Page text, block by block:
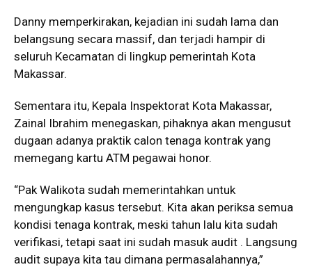
Danny memperkirakan, kejadian ini sudah lama dan
belangsung secara massif, dan terjadi hampir di
seluruh Kecamatan di lingkup pemerintah Kota
Makassar.
Sementara itu, Kepala Inspektorat Kota Makassar,
Zainal Ibrahim menegaskan, pihaknya akan mengusut
dugaan adanya praktik calon tenaga kontrak yang
memegang kartu ATM pegawai honor.
“Pak Walikota sudah memerintahkan untuk
mengungkap kasus tersebut. Kita akan periksa semua
kondisi tenaga kontrak, meski tahun lalu kita sudah
verifikasi, tetapi saat ini sudah masuk audit . Langsung
audit supaya kita tau dimana permasalahannya,”